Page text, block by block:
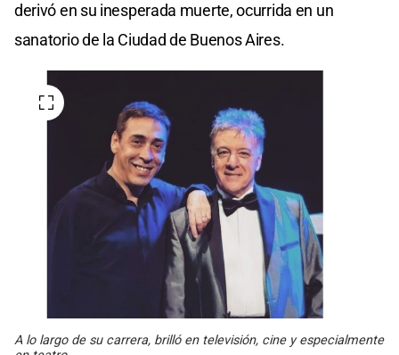
derivó en su inesperada muerte, ocurrida en un
sanatorio de la Ciudad de Buenos Aires.
A lo largo de su carrera, brilló en televisión, cine y especialmente